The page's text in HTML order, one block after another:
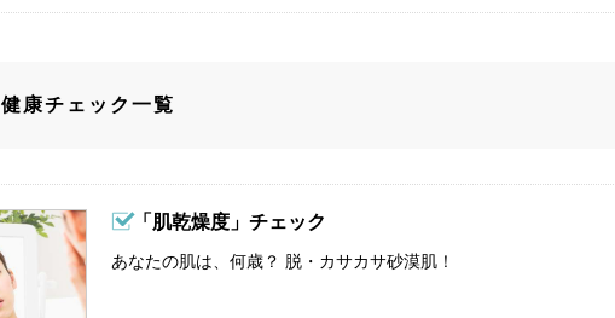
健康チェック一覧
「肌乾燥度」チェック
あなたの肌は、何歳？ 脱・カサカサ砂漠肌！